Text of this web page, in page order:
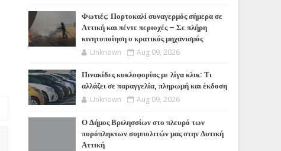
Φωτιές: Πορτοκαλί συναγερμός σήμερα σε
Αττική και πέντε περιοχές – Σε πλήρη
κινητοποίηση ο κρατικός μηχανισμός
Unknown Aug 09, 2026
Πινακίδες κυκλοφορίας με λίγα κλικ: Τι
αλλάζει σε παραγγελία, πληρωμή και έκδοση
Unknown Aug 09, 2026
Ο Δήμος Βριλησσίων στο πλευρό των
πυρόπληκτων συμπολιτών μας στην Δυτική
Αττική